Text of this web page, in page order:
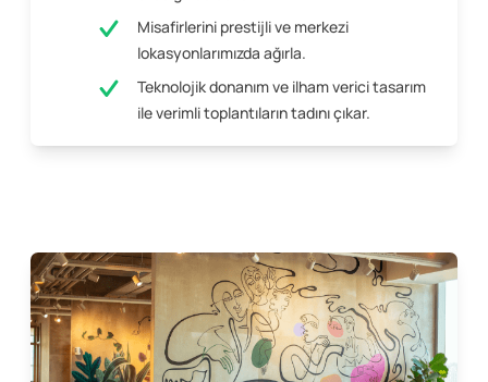
Misafirlerini prestijli ve merkezi
lokasyonlarımızda ağırla.
Teknolojik donanım ve ilham verici tasarım
ile verimli toplantıların tadını çıkar.